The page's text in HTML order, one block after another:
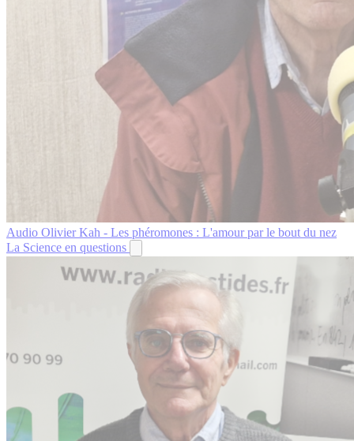
Audio Olivier Kah - Les phéromones : L'amour par le bout du nez
La Science en questions